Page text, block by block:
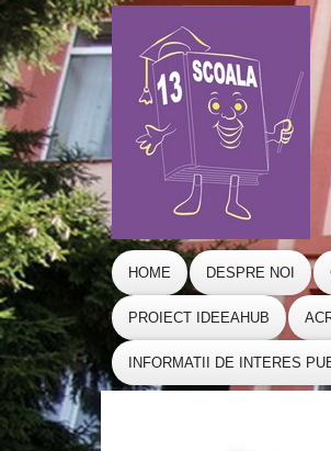
HOME DESPRE NOI
PROIECT IDEEAHUB
INFORMATII DE INTERES